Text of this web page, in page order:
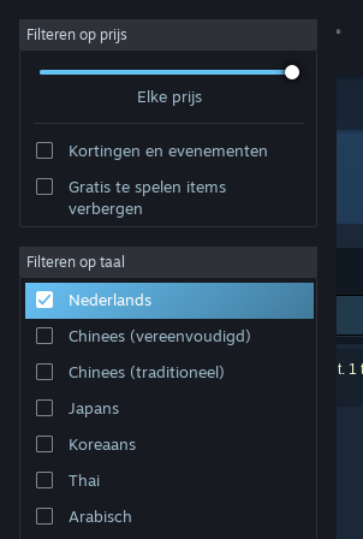
Inloggen
Community
Over
Ondersteuning
Taal wijzigen
Download de mobiele Steam-app
Desktopwebsite weergeven
Filteren op prijs
Elke prijs
Kortingen en evenementen
Gratis te spelen items
verbergen
Filteren op taal
Nederlands
Chinees (vereenvoudigd)
Chinees (traditioneel)
Japans
Koreaans
Thai
Arabisch
Alle producten
Sorteren op Relevantie
0 resultaten komen overeen met je zoekopdracht. 1